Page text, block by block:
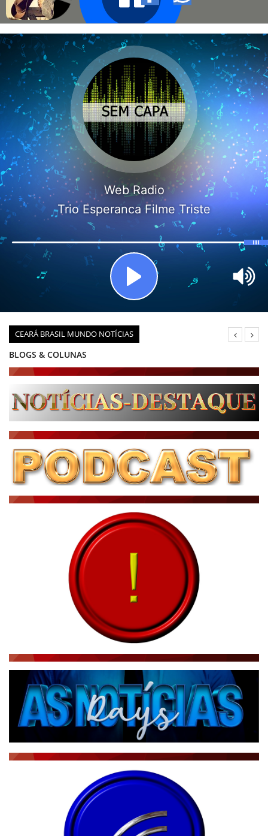
CEARÁ BRASIL MUNDO NOTÍCIAS
PODCAST - PONTO DE VISTA
BRASIL DE FATO - ÚLTIMAS NOTÍCIAS
NOTÍCIAS DESTAQUE DO DIA
NOTÍCIAS TAMBÉM NA TELA
BRASIL MUNDO AO VIVO
O MUNDO É NOTÍCIA
JORNAL DO BRASIL
RÁDIO AGÊNCIA
NOTÍCIAS AO MINUTO
ACONTECEU...VIROU MANCHETE!
REGISTO